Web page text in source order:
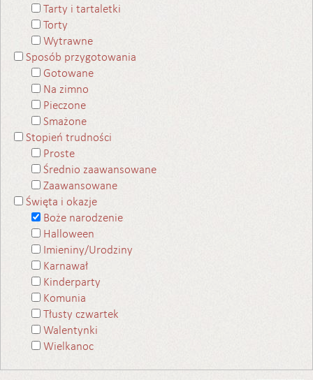
Tarty i tartaletki
Torty
Wytrawne
Sposób przygotowania
Gotowane
Na zimno
Pieczone
Smażone
Stopień trudności
Proste
Średnio zaawansowane
Zaawansowane
Święta i okazje
Boże narodzenie
Halloween
Imieniny/Urodziny
Karnawał
Kinderparty
Komunia
Tłusty czwartek
Walentynki
Wielkanoc